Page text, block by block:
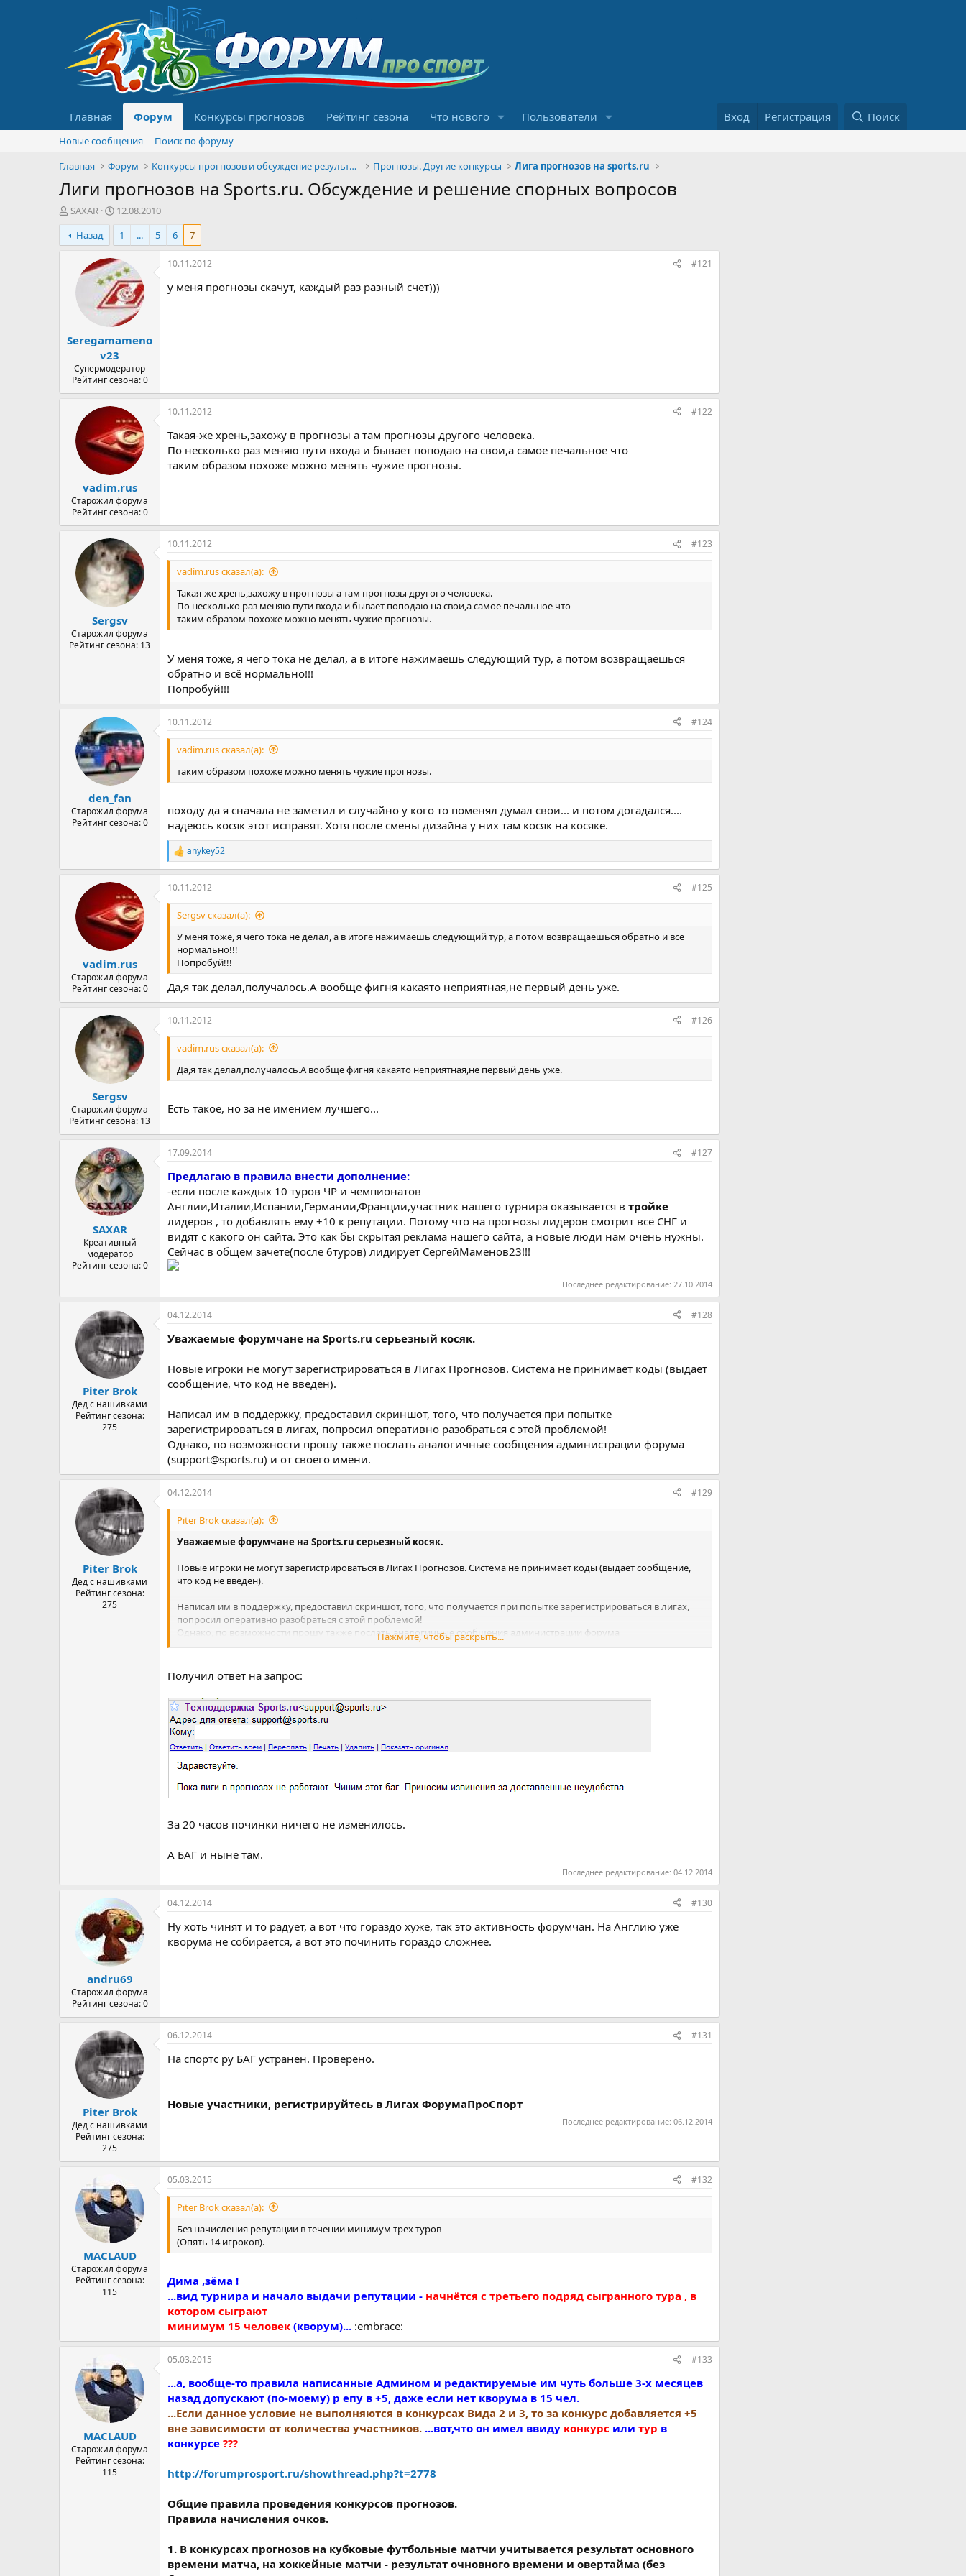
Главная Форум Конкурсы прогнозов Рейтинг сезона Что нового Пользователи Вход Регистрация Поиск
Новые сообщения
Поиск по форуму
Главная
Форум Конкурсы прогнозов и обсуждение результатов Прогнозы. Другие конкурсы Лига прогнозов на sports.ru
Лиги прогнозов на Sports.ru. Обсуждение и решение спорных вопросов
А
в
т
о
м
SAXAR
Д
а
а
н
а
ч
а
л
а
12.08.2010
Назад
1 ... 5 6 7
Seregamameno
v23
Супермодератор
Рейтинг сезона: 0
10.11.2012 #121
у меня прогнозы скачут, каждый раз разный счет)))
vadim.rus
Старожил форума
Рейтинг сезона: 0
10.11.2012 #122
Такая-же хрень,захожу в прогнозы а там прогнозы другого человека.
По несколько раз меняю пути входа и бывает поподаю на свои,а самое печальное что
таким образом похоже можно менять чужие прогнозы.
Sergsv
Старожил форума
Рейтинг сезона: 13
10.11.2012 #123
vadim.rus сказал(а):
Такая-же хрень,захожу в прогнозы а там прогнозы другого человека.
По несколько раз меняю пути входа и бывает поподаю на свои,а самое печальное что
таким образом похоже можно менять чужие прогнозы.
У меня тоже, я чего тока не делал, а в итоге нажимаешь следующий тур, а потом возвращаешься
обратно и всё нормально!!!
Попробуй!!!
den_fan
Старожил форума
Рейтинг сезона: 0
10.11.2012 #124
vadim.rus сказал(а):
таким образом похоже можно менять чужие прогнозы.
походу да я сначала не заметил и случайно у кого то поменял думал свои... и потом догадался....
надеюсь косяк этот исправят. Хотя после смены дизайна у них там косяк на косяке.
Р
е
а
к
ц
и
anykey52
vadim.rus
Старожил форума
Рейтинг сезона: 0
10.11.2012 #125
Sergsv сказал(а):
У меня тоже, я чего тока не делал, а в итоге нажимаешь следующий тур, а потом возвращаешься обратно и всё
нормально!!!
Попробуй!!!
Да,я так делал,получалось.А вообще фигня какаято неприятная,не первый день уже.
Sergsv
Старожил форума
Рейтинг сезона: 13
10.11.2012 #126
vadim.rus сказал(а):
Да,я так делал,получалось.А вообще фигня какаято неприятная,не первый день уже.
Есть такое, но за не имением лучшего...
SAXAR
Креативный
модератор
Рейтинг сезона: 0
17.09.2014 #127
Предлагаю в правила внести дополнение:
-если после каждых 10 туров ЧР и чемпионатов
Англии,Италии,Испании,Германии,Франции,участник нашего турнира оказывается в тройке
лидеров , то добавлять ему +10 к репутации. Потому что на прогнозы лидеров смотрит всё СНГ и
видят с какого он сайта. Это как бы скрытая реклама нашего сайта, а новые люди нам очень нужны.
Сейчас в общем зачёте(после 6туров) лидирует СергейМаменов23!!!
Последнее редактирование: 27.10.2014
Piter Brok
Дед с нашивками
Рейтинг сезона:
275
04.12.2014 #128
Уважаемые форумчане на Sports.ru серьезный косяк.
Новые игроки не могут зарегистрироваться в Лигах Прогнозов. Система не принимает коды (выдает
сообщение, что код не введен).
Написал им в поддержку, предоставил скриншот, того, что получается при попытке
зарегистрироваться в лигах, попросил оперативно разобраться с этой проблемой!
Однако, по возможности прошу также послать аналогичные сообщения администрации форума
(support@sports.ru) и от своего имени.
Piter Brok
Дед с нашивками
Рейтинг сезона:
275
04.12.2014 #129
Piter Brok сказал(а):
Уважаемые форумчане на Sports.ru серьезный косяк.
Новые игроки не могут зарегистрироваться в Лигах Прогнозов. Система не принимает коды (выдает сообщение,
что код не введен).
Написал им в поддержку, предоставил скриншот, того, что получается при попытке зарегистрироваться в лигах,
попросил оперативно разобраться с этой проблемой!
Однако, по возможности прошу также послать аналогичные сообщения администрации форума
Нажмите, чтобы раскрыть...
Получил ответ на запрос:
За 20 часов починки ничего не изменилось.
А БАГ и ныне там.
Последнее редактирование: 04.12.2014
andru69
Старожил форума
Рейтинг сезона: 0
04.12.2014 #130
Ну хоть чинят и то радует, а вот что гораздо хуже, так это активность форумчан. На Англию уже
кворума не собирается, а вот это починить гораздо сложнее.
Piter Brok
Дед с нашивками
Рейтинг сезона:
275
06.12.2014 #131
На спортс ру БАГ устранен. Проверено.
Новые участники, регистрируйтесь в Лигах ФорумаПроСпорт
Последнее редактирование: 06.12.2014
MACLAUD
Старожил форума
Рейтинг сезона:
115
05.03.2015 #132
Piter Brok сказал(а):
Без начисления репутации в течении минимум трех туров
(Опять 14 игроков).
Дима ,зёма !
...вид турнира и начало выдачи репутации - начнётся с третьего подряд сыгранного тура , в
котором сыграют
минимум 15 человек (кворум)... :embrace:
MACLAUD
Старожил форума
Рейтинг сезона:
115
05.03.2015 #133
...а, вообще-то правила написанные Админом и редактируемые им чуть больше 3-х месяцев
назад допускают (по-моему) р епу в +5, даже если нет кворума в 15 чел.
...Если данное условие не выполняются в конкурсах Вида 2 и 3, то за конкурс добавляется +5
вне зависимости от количества участников. ...вот,что он имел ввиду конкурс или тур в
конкурсе ???
http://forumprosport.ru/showthread.php?t=2778
Общие правила проведения конкурсов прогнозов.
Правила начисления очков.
1. В конкурсах прогнозов на кубковые футбольные матчи учитывается результат основного
времени матча, на хоккейные матчи - результат очновного времени и овертайма (без